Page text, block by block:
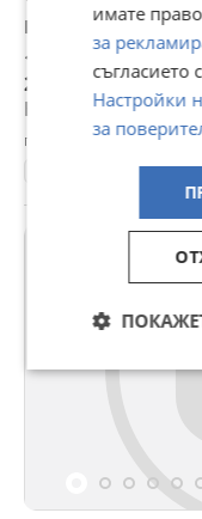
Продава 1-СТАЕН,
129 900 €
254 062,32 лв
Не се начислява
гр. София, Овча купел,
1-стаен
имате
за
съгласието
Настройки
за